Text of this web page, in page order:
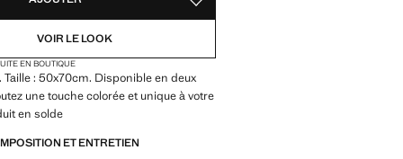
AJOUTER AUX FAVORIS
VOIR LE LOOK
EN BOUTIQUE
Taille : 50x70cm. Disponible en deux
une touche colorée et unique à votre
en solde
ET ENTRETIEN